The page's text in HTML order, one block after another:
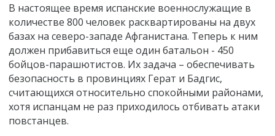
В настоящее время испанские военнослужащие в
количестве 800 человек расквартированы на двух
базах на северо-западе Афганистана. Теперь к ним
должен прибавиться еще один батальон - 450
бойцов-парашютистов. Их задача – обеспечивать
безопасность в провинциях Герат и Бадгис,
считающихся относительно спокойными районами,
хотя испанцам не раз приходилось отбивать атаки
повстанцев.